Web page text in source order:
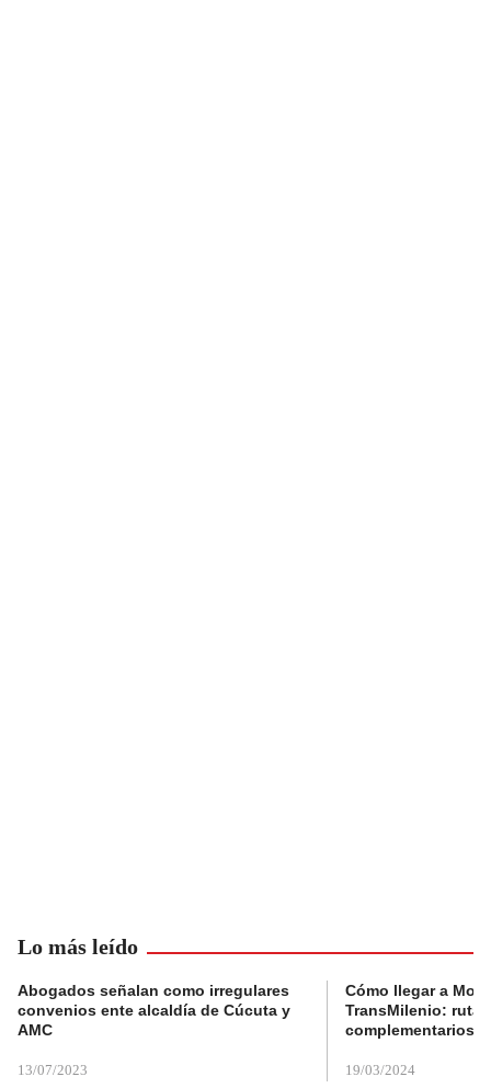
Lo más leído
Abogados señalan como irregulares
convenios ente alcaldía de Cúcuta y
AMC
13/07/2023
Cómo llegar a
TransMilenio:
complementarios
19/03/2024